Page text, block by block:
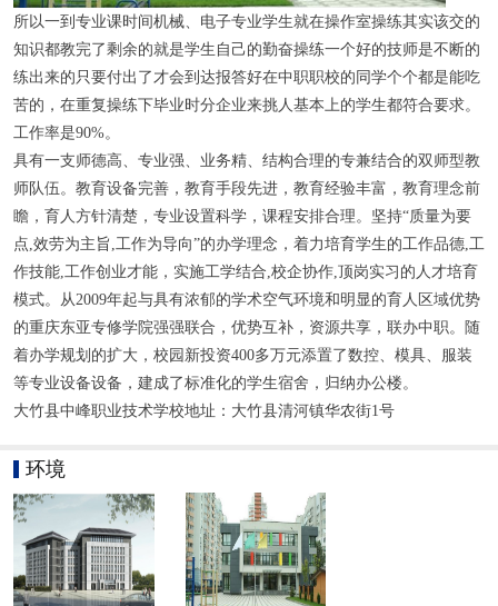
所以一到专业课时间机械、电子专业学生就在操作室操练其实该交的
知识都教完了剩余的就是学生自己的勤奋操练一个好的技师是不断的
练出来的只要付出了才会到达报答好在中职职校的同学个个都是能吃
苦的，在重复操练下毕业时分企业来挑人基本上的学生都符合要求。
工作率是90%。
具有一支师德高、专业强、业务精、结构合理的专兼结合的双师型教
师队伍。教育设备完善，教育手段先进，教育经验丰富，教育理念前
瞻，育人方针清楚，专业设置科学，课程安排合理。坚持“质量为要
点,效劳为主旨,工作为导向”的办学理念，着力培育学生的工作品德,工
作技能,工作创业才能，实施工学结合,校企协作,顶岗实习的人才培育
模式。从2009年起与具有浓郁的学术空气环境和明显的育人区域优势
的重庆东亚专修学院强强联合，优势互补，资源共享，联办中职。随
着办学规划的扩大，校园新投资400多万元添置了数控、模具、服装
等专业设备设备，建成了标准化的学生宿舍，归纳办公楼。
大竹县中峰职业技术学校地址：大竹县清河镇华农街1号
环境